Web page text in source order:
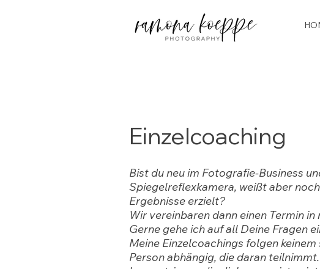
Einzelcoaching
Bist du neu im Fotografie-Business
Spiegelreflexkamera, weißt aber
Ergebnisse erzielt?
Wir vereinbaren dann einen Termin
Gerne gehe ich auf all Deine Fragen
Meine Einzelcoachings folgen
Person abhängig, die daran